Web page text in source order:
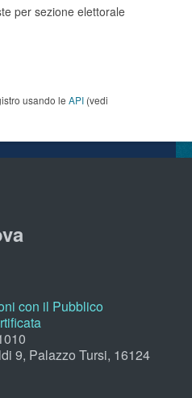
per sezione elettorale
usando le API (vedi
con il Pubblico
9, Palazzo Tursi, 16124